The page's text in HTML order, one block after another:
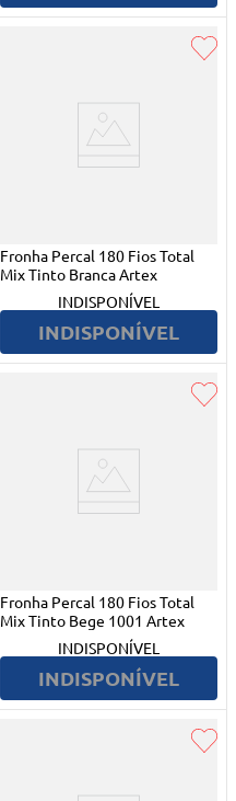
Fronha Percal 180 Fios Total
Mix Tinto Branca Artex
INDISPONÍVEL
INDISPONÍVEL
Fronha Percal 180 Fios Total
Mix Tinto Bege 1001 Artex
INDISPONÍVEL
INDISPONÍVEL